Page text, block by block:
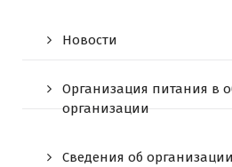
Новости
Организация питания в
организации
Сведения об